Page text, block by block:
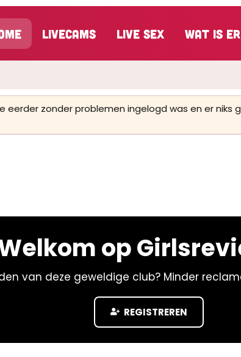
LiveCams Live Sex Wat is er
zonder problemen ingelogd was en er niks
op
van deze geweldige club? Minder
REGISTREREN